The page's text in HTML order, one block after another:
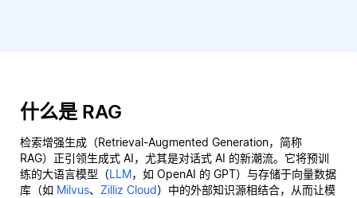
什么是 RAG
检索增强生成（Retrieval-Augmented Generation，简称
RAG）正引领生成式 AI，尤其是对话式 AI 的新潮流。它将预训
练的大语言模型（LLM，如 OpenAI 的 GPT）与存储于向量数据
库（如 Milvus、 Zilliz Cloud）中的外部知识源相结合，从而让模